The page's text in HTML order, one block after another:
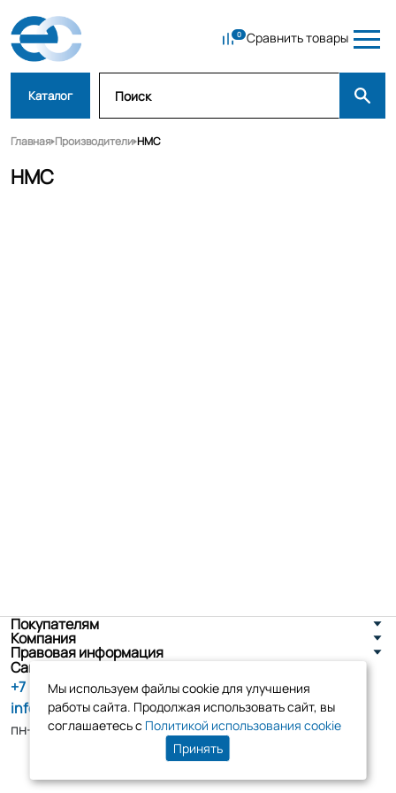
Сравнить товары
Каталог
Главная Производители HMC
HMC
Покупателям
Компания
Правовая информация
Санкт-Петербург, ул. Новоселов д. 8
+7 (800) 555-86-90
info@tk-elko.ru
пн-пт, 10:00 - 18:00
Мы используем файлы cookie для улучшения
работы сайта. Продолжая использовать сайт, вы
соглашаетесь с Политикой использования cookie
Принять